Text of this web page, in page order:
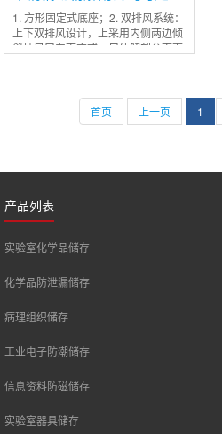
制】
1. 方形固定式底座；2. 双排风系统：
上下双排风设计，上采用内侧两边倾
斜抽风口向下方式，尸体解剖台下面
首页
上一页 1
产品列表
实验室化学品储存
化学品防泄漏储存
病理组织储存
工业电子防潮储存
信息资料防磁储存
实验室器具储存